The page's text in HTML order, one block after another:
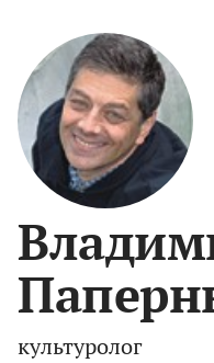
культуролог